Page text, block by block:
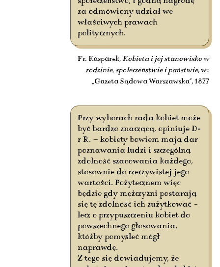
za odmówiony udział we
właściwych prawach
politycznych.
Fr. Kasparek, Kobieta i jej stanowisko w
rodzinie, społeczeństwie i państwie, w:
„Gazeta Sądowa Warszawska”, 1877
Przy wyborach rada kobiet może
być bardzo znaczącą, opiniuje D-
r R. — kobiety bowiem mają dar
poznawania ludzi i szczególną
zdolność szacowania każdego,
stosownie do rzeczywistej jego
wartości. Pożytecznem więc
będzie gdy mężczyźni postarają
się tę zdolność ich zużytkować –
lecz o przypuszczeniu kobiet do
powszechnego głosowania,
któżby pomyśleć mógł
naprawdę.
Z tego się dowiadujemy, że